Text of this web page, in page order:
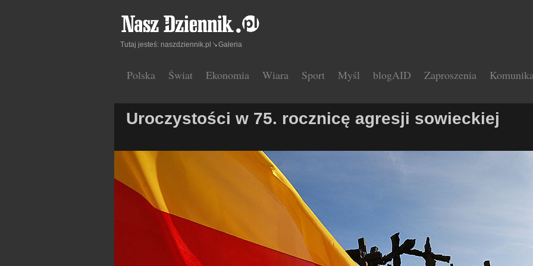
Polska Świat Ekonomia Wiara Sport Myśl blogAID Zaproszenia
Tutaj jesteś: naszdziennik.pl Galeria
Uroczystości w 75. rocznicę agresji sowieckiej